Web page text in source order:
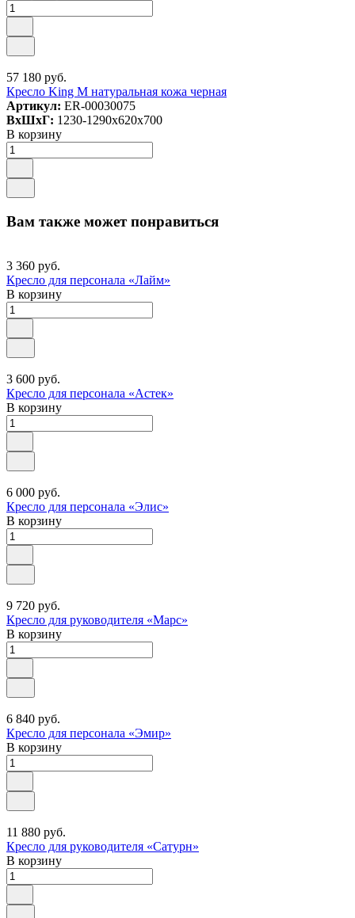
57 180 руб.
Кресло King М натуральная кожа черная
Артикул: ER-00030075
ВxШxГ: 1230-1290x620x700
В корзину
Вам также может понравиться
3 360 руб.
Кресло для персонала «Лайм»
В корзину
3 600 руб.
Кресло для персонала «Астек»
В корзину
6 000 руб.
Кресло для персонала «Элис»
В корзину
9 720 руб.
Кресло для руководителя «Марс»
В корзину
6 840 руб.
Кресло для персонала «Эмир»
В корзину
11 880 руб.
Кресло для руководителя «Сатурн»
В корзину